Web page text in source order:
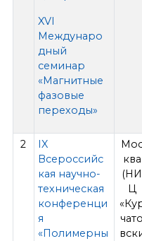
XVI
Междунаро
дный
семинар
«Магнитные
фазовые
переходы»
2
IX
Всероссийс
кая научно-
техническая
конференци
я
«Полимерны
ква
(НИ
Ц
чато